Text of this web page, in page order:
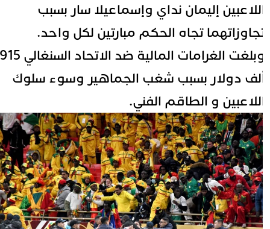
إليمان نداي وإسماعيلا سار بسبب
تجاه الحكم مبارتين لكل واحد.
وبلغت الغرامات المالية ضد الاتحاد السنغالي 915
دولار بسببشغبالجماهير وسوء سلوك
و الطاقم الفني.